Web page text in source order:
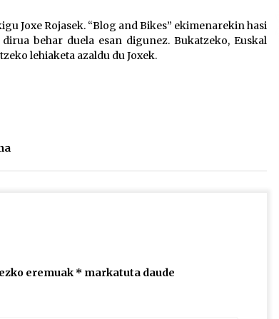
Larunbatean Plentziako Itsas
Joxe Rojasek. “Blog and Bikes” ekimenarekin hasi
behar duela esan digunez. Bukatzeko, Euskal
lehiaketa azaldu du Joxek.
eremuak * markatuta daude